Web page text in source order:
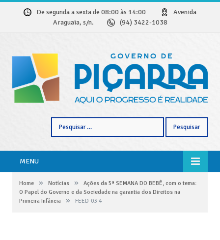
De segunda a sexta de 08:00 às 14:00
Avenida
Araguaia, s/n.
(94) 3422-1038
MENU
Home » Notícias »
Ações da 5ª SEMANA DO BEBÊ, com o tema:
O Papel do Governo e da Sociedade na garantia dos Direitos na
Primeira Infância
» FEED-03-4